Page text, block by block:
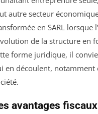
autre secteur
en SARL lorsque
de la structure en
forme juridique, il
en découlent, notamment
avantages